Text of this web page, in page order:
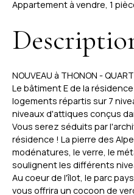
Appartement à vendre, 1
NOUVEAU à THONON -
Le bâtiment E de la
logements répartis sur 7
niveaux d'attiques conçus
Vous serez séduits par
résidence ! La pierre des
modénatures, le verre, le
soulignent les différents
Au coeur de l'îlot, le parc
vous offrira un cocoon de